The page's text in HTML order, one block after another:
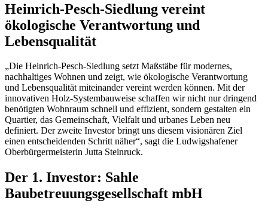
Heinrich-Pesch-Siedlung vereint
ökologische Verantwortung und
Lebensqualität
„Die Heinrich-Pesch-Siedlung setzt Maßstäbe für modernes,
nachhaltiges Wohnen und zeigt, wie ökologische Verantwortung
und Lebensqualität miteinander vereint werden können. Mit der
innovativen Holz-Systembauweise schaffen wir nicht nur dringend
benötigten Wohnraum schnell und effizient, sondern gestalten ein
Quartier, das Gemeinschaft, Vielfalt und urbanes Leben neu
definiert. Der zweite Investor bringt uns diesem visionären Ziel
einen entscheiden­den Schritt näher“, sagt die Ludwigshafener
Oberbürgermeisterin Jutta Steinruck.
Der 1. Investor: Sahle
Baubetreuungsgesellschaft mbH